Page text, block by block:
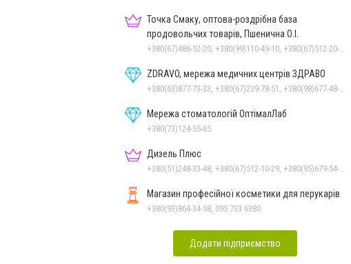
Точка Смаку, оптова-роздрібна база
продовольчих товарів, Пшенична О.І.
ZDRAVO, мережа медичних центрів ЗДРАВО
Мережа стоматологій ОптімалЛаб
+380(73)124-55-65
Дизель Плюс
Магазин професійної косметики для перукарів
+380(93)864-34-58, 095 733 6380
Додати підприємство